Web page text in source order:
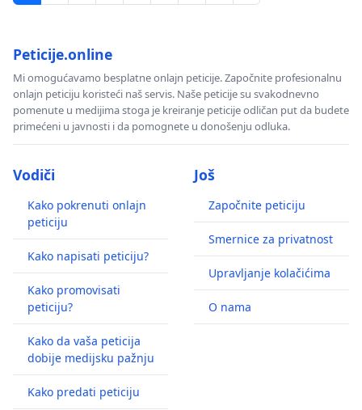
Peticije.online
Mi omogućavamo besplatne onlajn peticije. Započnite profesionalnu
onlajn peticiju koristeći naš servis. Naše peticije su svakodnevno
pomenute u medijima stoga je kreiranje peticije odličan put da budete
primećeni u javnosti i da pomognete u donošenju odluka.
Vodiči
Kako pokrenuti onlajn
peticiju
Kako napisati peticiju?
Kako promovisati
peticiju?
Kako da vaša peticija
dobije medijsku pažnju
Kako predati peticiju
Još
Započnite peticiju
Smernice za privatnost
Upravljanje kolačićima
O nama